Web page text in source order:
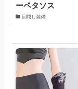
ーペタソス
目隠し装備